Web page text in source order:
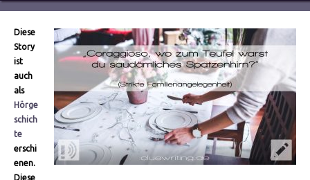
Diese
Story
ist
auch
als
Hörge
schich
te
erschi
enen.
Diese